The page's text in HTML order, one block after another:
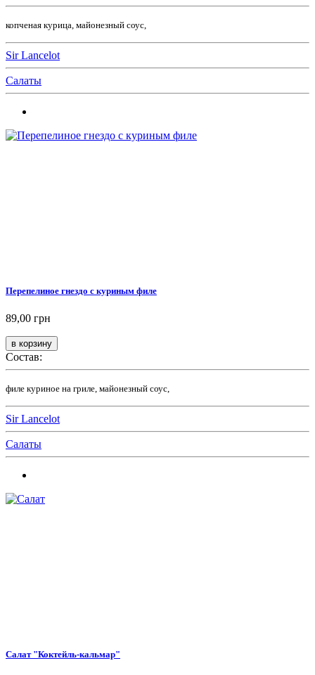
копченая курица, майонезный соус,
Sir Lancelot
Салаты
Перепелиное гнездо с куриным филе
89,00 грн
Состав:
филе куриное на гриле, майонезный соус,
Sir Lancelot
Салаты
Салат "Коктейль-кальмар"